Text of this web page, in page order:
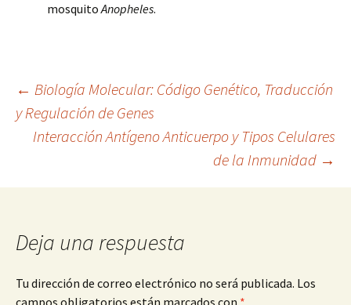
mosquitoAnopheles.
Navegación
de
entradas
← Biología Molecular: Código Genético, Traducción
y Regulación de Genes
Interacción Antígeno Anticuerpo y Tipos Celulares
de la Inmunidad →
Deja una respuesta
Tu dirección de correo electrónico no será publicada. Los
campos obligatorios están marcados con *